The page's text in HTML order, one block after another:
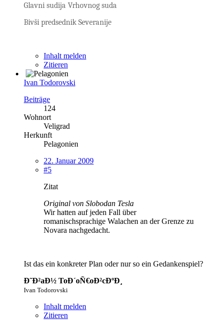
Glavni sudija Vrhovnog suda
Bivši predsednik Severanije
Inhalt melden
Zitieren
Ivan Todorovski
Beiträge
124
Wohnort
Veligrad
Herkunft
Pelagonien
22. Januar 2009
#5
Zitat
Original von Slobodan Tesla
Wir hatten auf jeden Fall über
romanischsprachige Walachen an der Grenze zu
Novara nachgedacht.
Ist das ein konkreter Plan oder nur so ein Gedankenspiel?
Ð˜Ð²aÐ½ ToÐ´oÑ€oÐ²cÐºÐ¸
Ivan Todorovski
Inhalt melden
Zitieren